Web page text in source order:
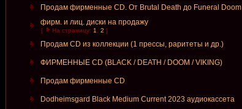
Продам фирменные CD. От Brutal Death до Funeral Doom
фирм. и лиц. диски на продажу
[ На страницу: 1 2 ]
Продам CD из коллекции (1 прессы, раритеты и др.)
ФИРМЕННЫЕ CD (BLACK / DEATH / DOOM / VIKING)
Продам фирменные СD
Dodheimsgard Black Medium Current 2023 аудиокассета